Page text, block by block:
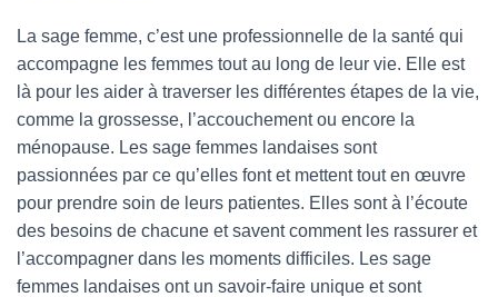
La sage femme, c’est une professionnelle de la santé qui
accompagne les femmes tout au long de leur vie. Elle est
là pour les aider à traverser les différentes étapes de la vie,
comme la grossesse, l’accouchement ou encore la
ménopause. Les sage femmes landaises sont
passionnées par ce qu’elles font et mettent tout en œuvre
pour prendre soin de leurs patientes. Elles sont à l’écoute
des besoins de chacune et savent comment les rassurer et
l’accompagner dans les moments difficiles. Les sage
femmes landaises ont un savoir-faire unique et sont